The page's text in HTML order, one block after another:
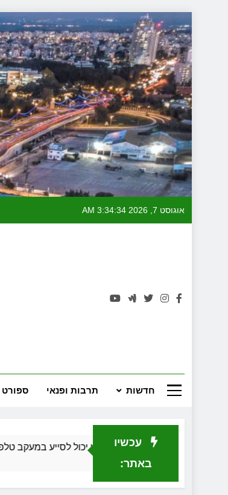
to
content
אוגוסט 7, 2026 3:34:35 AM
חדשות תרבות ופנאי ספורט
עכשיו
באתר:
כיצד חוקר פרטי יכול לסייע במעקב טלפון וחקירה